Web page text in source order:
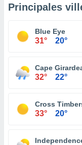
Principales
Blue Eye
31° 20°
Cape
32° 22°
Cross
33° 20°